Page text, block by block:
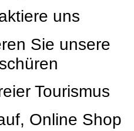
uns
Sie unsere
Tourismus
Online Shop